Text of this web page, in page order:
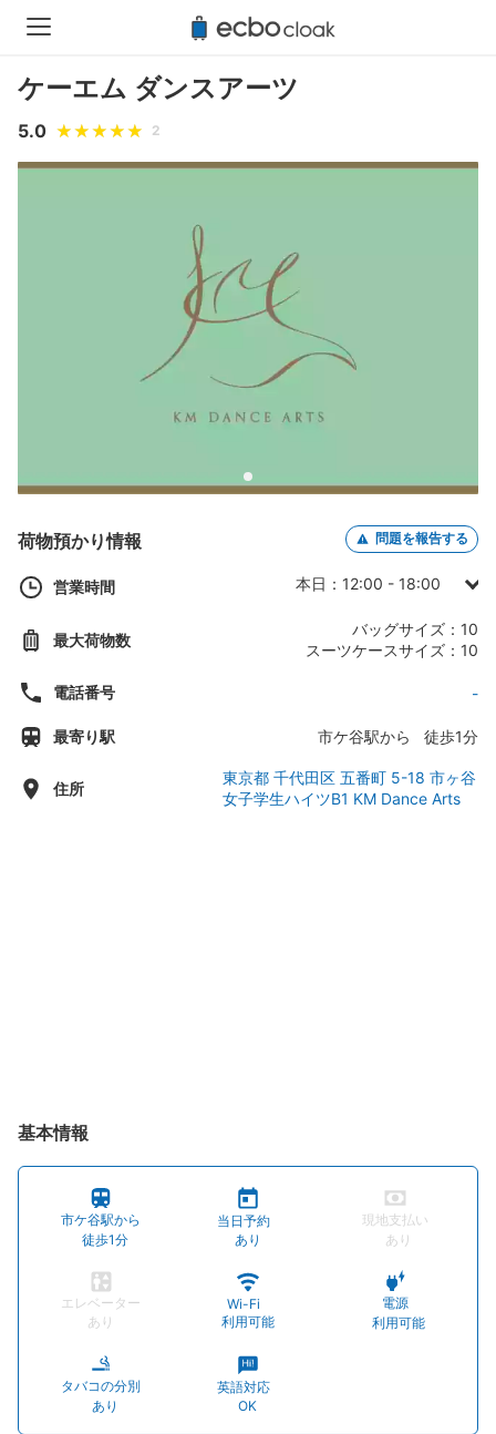
ケーエム ダンスアーツ
5.0 2
荷物預かり情報 問題を報告する
営業時間
本日：12:00 - 18:00
月曜日：12:00 - 18:00
木曜日：12:00 - 18:00
金曜日：12:00 - 18:00
土曜日： -
最大荷物数
バッグサイズ：10
スーツケースサイズ：10
電話番号 -
最寄り駅 市ケ谷駅から 徒歩1分
住所
東京都 千代田区 五番町 5-18 市ヶ谷
女子学生ハイツB1 KM Dance Arts
基本情報
市ケ谷駅から
徒歩1分
当日予約
あり
現地支払い
あり
エレベーター
あり
Wi-Fi
利用可能
電源
利用可能
タバコの分別
あり
英語対応
OK